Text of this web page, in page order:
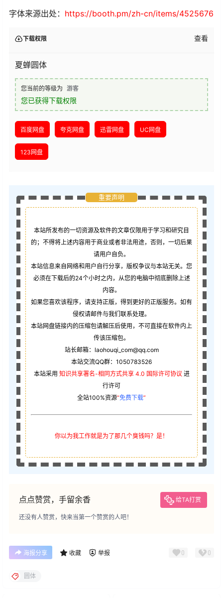
字体来源出处： https://booth.pm/zh-cn/items/4525676
下载权限 查看
夏蝉圆体
您当前的等级为 游客
您已获得下载权限
百度网盘 夸克网盘 迅雷网盘 UC网盘
123网盘
重要声明
本站所发布的一切资源及软件的文章仅限用于学习和研究目
的；不得将上述内容用于商业或者非法用途，否则，一切后果
请用户自负。
本站信息来自网络和用户自行分享，版权争议与本站无关。您
必须在下载后的24个小时之内，从您的电脑中彻底删除上述
内容。
如果您喜欢该程序，请支持正版，得到更好的正版服务。如有
侵权请邮件与我们联系处理。
本站网盘链接内的压缩包请解压后使用，不可直接在软件内上
传该压缩包。
站长邮箱：laohouqi_com@qq.com
本站交流QQ群：1050783526
本站采用 知识共享署名-相同方式共享 4.0 国际许可协议 进
行许可
全站100%资源“免费下载”
你以为我工作就是为了那几个臭钱吗？是！
点点赞赏，手留余香 给TA打赏
还没有人赞赏，快来当第一个赞赏的人吧！
海报分享 收藏 举报 0 0
圆体